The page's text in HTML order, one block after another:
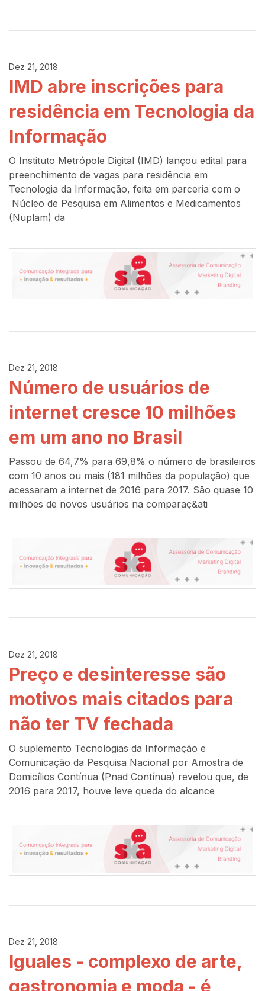
Dez 21, 2018
IMD abre inscrições para
residência em Tecnologia da
Informação
O Instituto Metrópole Digital (IMD) lançou edital para
preenchimento de vagas para residência em
Tecnologia da Informação, feita em parceria com o
Núcleo de Pesquisa em Alimentos e Medicamentos
(Nuplam) da
Dez 21, 2018
Número de usuários de
internet cresce 10 milhões
em um ano no Brasil
Passou de 64,7% para 69,8% o número de brasileiros
com 10 anos ou mais (181 milhões da população) que
acessaram a internet de 2016 para 2017. São quase 10
milhões de novos usuários na comparaç&ati
Dez 21, 2018
Preço e desinteresse são
motivos mais citados para
não ter TV fechada
O suplemento Tecnologias da Informação e
Comunicação da Pesquisa Nacional por Amostra de
Domicílios Contínua (Pnad Contínua) revelou que, de
2016 para 2017, houve leve queda do alcance
Dez 21, 2018
Iguales - complexo de arte,
gastronomia e moda - é